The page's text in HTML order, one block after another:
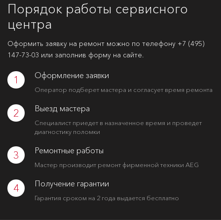
Порядок работы сервисного
центра
Оформить заявку на ремонт можно по телефону +7 (495)
147-73-03 или заполнив форму на сайте.
1 Оформление заявки
Оператор подберет мастера и согласует время ремонта
2 Выезд мастера
Специалист приедет в назначенное время и проведет
диагностику поломки
3 Ремонтные работы
Мастер производит ремонт фирменной техники AEG
4 Получение гарантии
Гарантия сроком на 2 года выдается бесплатно